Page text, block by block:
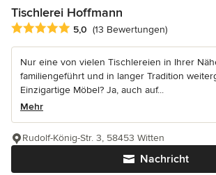
Tischlerei Hoffmann
Durchschnittliche Bewertung: 5 von 5
5,0 (13 Bewertungen)
Nur eine von vielen Tischlereien in Ihrer
familiengeführt und in langer Tradition
Einzigartige Möbel? Ja, auch auf...
Mehr
Nachricht
Rudolf-König-Str. 3, 58453 Witten